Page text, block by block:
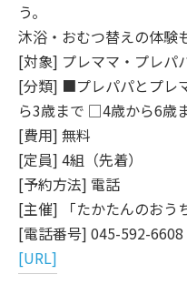
う。
沐浴・おむつ替えの体験
[対象] プレママ・プレパ
[分類] ■プレパパとプレ
ら3歳まで □4歳から6歳
[費用] 無料
[定員] 4組（先着）
[予約方法] 電話
[主催] 「たかたんのおう
[電話番号] 045-592-6608
[URL]